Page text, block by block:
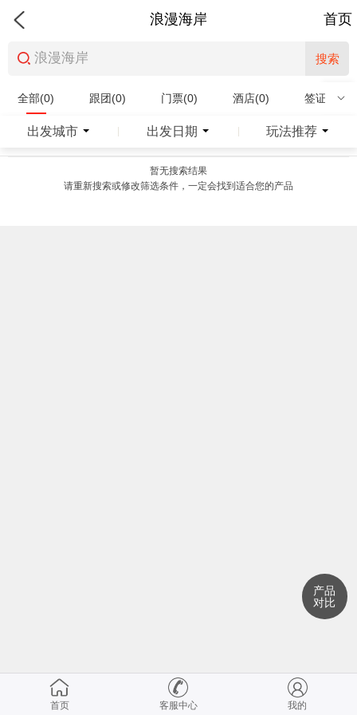
浪漫海岸 首页
搜索
全部(0) 跟团(0) 门票(0) 酒店(0) 签证(0)
特产商品(0)
出发城市 出发日期 玩法推荐
暂无搜索结果
请重新搜索或修改筛选条件，一定会找到适合您的产品
产品
对比
首页 客服中心 我的